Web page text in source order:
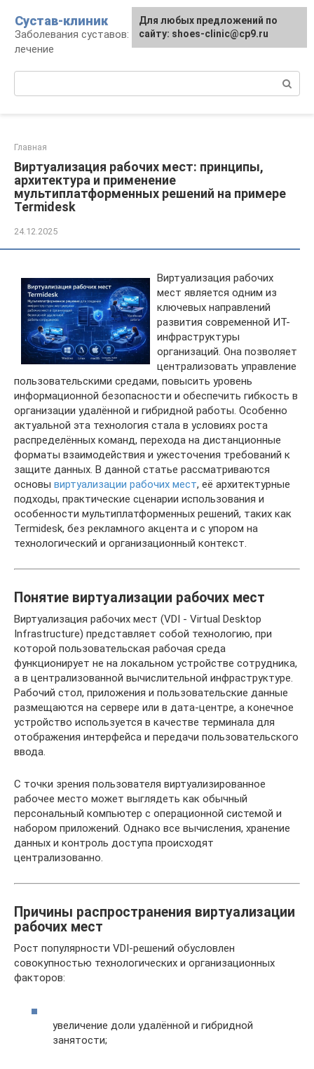
контенту
Сустав-клиник
Заболевания суставов: профилактика и
лечение
Главная
Виртуализация рабочих мест: принципы,
архитектура и применение
мультиплатформенных решений на примере
Termidesk
24.12.2025
Виртуализация рабочих
мест является одним из
ключевых направлений
развития современной ИТ-
инфраструктуры
организаций. Она позволяет
централизовать управление
пользовательскими средами, повысить уровень
информационной безопасности и обеспечить гибкость в
организации удалённой и гибридной работы. Особенно
актуальной эта технология стала в условиях роста
распределённых команд, перехода на дистанционные
форматы взаимодействия и ужесточения требований к
защите данных. В данной статье рассматриваются
основы виртуализации рабочих мест, её архитектурные
подходы, практические сценарии использования и
особенности мультиплатформенных решений, таких как
Termidesk, без рекламного акцента и с упором на
технологический и организационный контекст.
Понятие виртуализации рабочих мест
Виртуализация рабочих мест (VDI - Virtual Desktop
Infrastructure) представляет собой технологию, при
которой пользовательская рабочая среда
функционирует не на локальном устройстве сотрудника,
а в централизованной вычислительной инфраструктуре.
Рабочий стол, приложения и пользовательские данные
размещаются на сервере или в дата-центре, а конечное
устройство используется в качестве терминала для
отображения интерфейса и передачи пользовательского
ввода.
С точки зрения пользователя виртуализированное
рабочее место может выглядеть как обычный
персональный компьютер с операционной системой и
набором приложений. Однако все вычисления, хранение
данных и контроль доступа происходят
централизованно.
Причины распространения виртуализации
рабочих мест
Рост популярности VDI-решений обусловлен
совокупностью технологических и организационных
факторов:
увеличение доли удалённой и гибридной
занятости;
Для любых предложений по
сайту: shoes-clinic@cp9.ru